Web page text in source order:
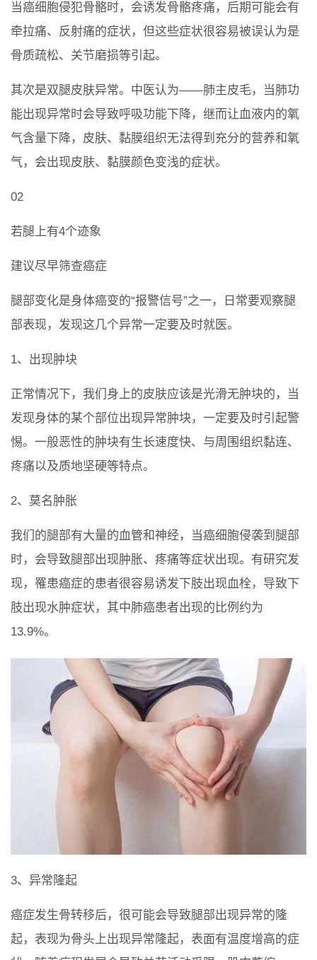
当癌细胞侵犯骨骼时，会诱发骨骼疼痛，后期可能会有
牵拉痛、反射痛的症状，但这些症状很容易被误认为是
骨质疏松、关节磨损等引起。
其次是双腿皮肤异常。中医认为——肺主皮毛，当肺功
能出现异常时会导致呼吸功能下降，继而让血液内的氧
气含量下降，皮肤、黏膜组织无法得到充分的营养和氧
气，会出现皮肤、黏膜颜色变浅的症状。
02
若腿上有4个迹象
建议尽早筛查癌症
腿部变化是身体癌变的“报警信号”之一，日常要观察腿
部表现，发现这几个异常一定要及时就医。
1、出现肿块
正常情况下，我们身上的皮肤应该是光滑无肿块的，当
发现身体的某个部位出现异常肿块，一定要及时引起警
惕。一般恶性的肿块有生长速度快、与周围组织黏连、
疼痛以及质地坚硬等特点。
2、莫名肿胀
我们的腿部有大量的血管和神经，当癌细胞侵袭到腿部
时，会导致腿部出现肿胀、疼痛等症状出现。有研究发
现，罹患癌症的患者很容易诱发下肢出现血栓，导致下
肢出现水肿症状，其中肺癌患者出现的比例约为
13.9%。
3、异常隆起
癌症发生骨转移后，很可能会导致腿部出现异常的隆
起，表现为骨头上出现异常隆起，表面有温度增高的症